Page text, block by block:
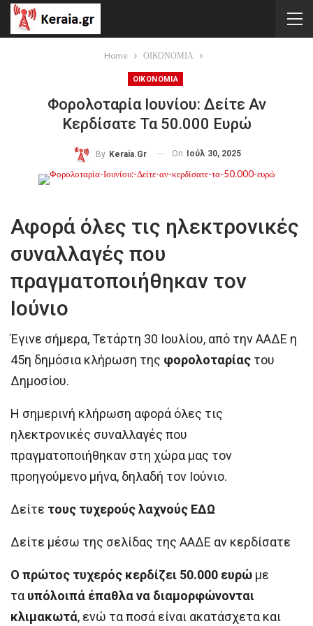
Home ΟΙΚΟΝΟΜΙΑ
ΟΙΚΟΝΟΜΙΑ
Φορολοταρία Ιουνίου: Δείτε Αν
Κερδίσατε Τα 50.000 Ευρώ
By Keraia.gr On Ιούλ 30, 2025
Αφορά όλες τις ηλεκτρονικές
συναλλαγές που
πραγματοποιήθηκαν τον
Ιούνιο
Έγινε σήμερα, Τετάρτη 30 Ιουλίου, από την ΑΑΔΕ η
45η δημόσια κλήρωση της φορολοταρίας του
Δημοσίου.
Η σημερινή κλήρωση αφορά όλες τις
ηλεκτρονικές συναλλαγές που
πραγματοποιήθηκαν στη χώρα μας τον
προηγούμενο μήνα, δηλαδή τον Ιούνιο.
Δείτε τους τυχερούς λαχνούς ΕΔΩ
Δείτε μέσω της σελίδας της ΑΑΔΕ αν κερδίσατε
Ο πρώτος τυχερός κερδίζει 50.000 ευρώ με
τα υπόλοιπά έπαθλα να διαμορφώνονται
κλιμακωτά, ενώ τα ποσά είναι ακατάσχετα και